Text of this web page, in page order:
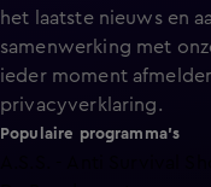
het laatste nieuws en
samenwerking met
ieder moment
privacyverklaring.
Populaire programma's